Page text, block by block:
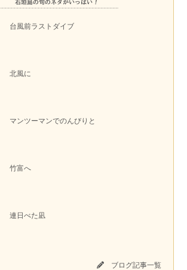
台風前ラストダイブ
北風に
マンツーマンでのんびりと
竹富へ
連日べた凪
ブログ記事一覧